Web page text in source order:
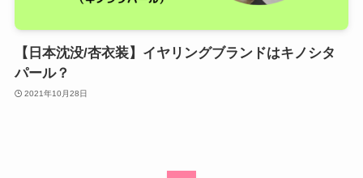
【日本沈没/杏衣装】イヤリングブランドはキノシタ
パール？
2021年10月28日